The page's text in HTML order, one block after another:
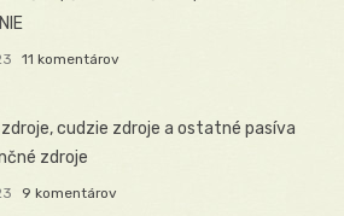
11 komentárov
cudzie zdroje a ostatné pasíva
zdroje
9 komentárov